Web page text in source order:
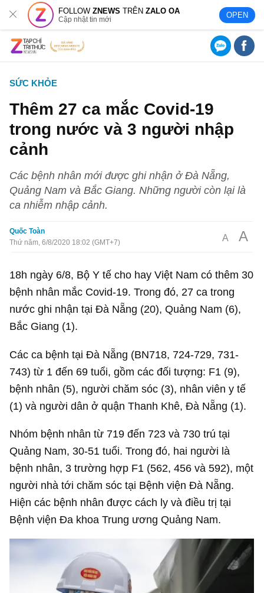
FOLLOWZNEWS TRÊNZALO OA
Cập nhật tin mới OPEN
SỨC KHỎE
Thêm 27 ca mắc Covid-19
trong nước và 3 người nhập
cảnh
Các bệnh nhân mới được ghi nhận ở Đà Nẵng,
Quảng Nam và Bắc Giang. Những người còn lại là
ca nhiễm nhập cảnh.
Quốc Toàn
Thứ năm, 6/8/2020 18:02 (GMT+7)
A A
18h ngày 6/8, Bộ Y tế cho hay Việt Nam có thêm 30
bệnh nhân mắc Covid-19. Trong đó, 27 ca trong
nước ghi nhận tại Đà Nẵng (20), Quảng Nam (6),
Bắc Giang (1).
Các ca bệnh tại Đà Nẵng (BN718, 724-729, 731-
743) từ 1 đến 69 tuổi, gồm các đối tượng: F1 (9),
bệnh nhân (5), người chăm sóc (3), nhân viên y tế
(1) và người dân ở quận Thanh Khê, Đà Nẵng (1).
Nhóm bệnh nhân từ 719 đến 723 và 730 trú tại
Quảng Nam, 30-51 tuổi. Trong đó, hai người là
bệnh nhân, 3 trường hợp F1 (562, 456 và 592), một
người nhà tới chăm sóc tại Bệnh viện Đà Nẵng.
Hiện các bệnh nhân được cách ly và điều trị tại
Bệnh viện Đa khoa Trung ương Quảng Nam.